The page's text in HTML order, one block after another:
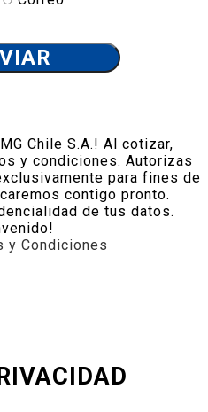
Chile S.A.! Al cotizar,
y condiciones. Autorizas
para fines de
contigo pronto.
de tus datos.
y Condiciones